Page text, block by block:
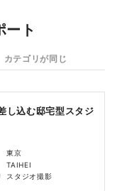
ート
カテゴリが同じ
し込む邸宅型スタジ
東京
TAIHEI
スタジオ撮影